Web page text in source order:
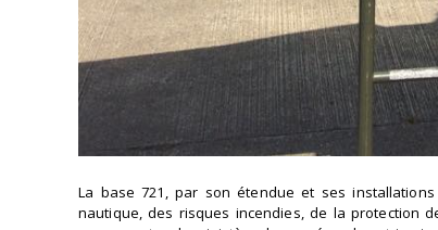
La base 721, par son étendue et ses
nautique, des risques incendies, de la protection